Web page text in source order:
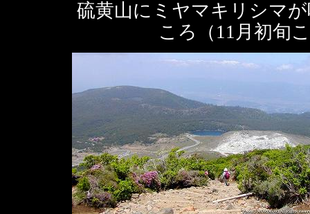
硫黄山にミヤマキリシマ
ころ（11月初旬